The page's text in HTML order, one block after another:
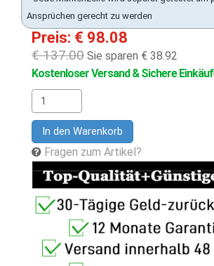
Ansprüchen gerecht zu werden
Preis: € 98.08
€ 137.00 Sie sparen € 38.92
Kostenloser Versand & Sichere
In den Warenkorb
Fragen zum Artikel?